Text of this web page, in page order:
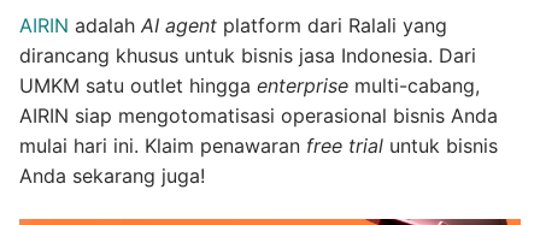
AIRIN adalah AI agent platform dari Ralali yang
dirancang khusus untuk bisnis jasa Indonesia. Dari
UMKM satu outlet hingga enterprise multi-cabang,
AIRIN siap mengotomatisasi operasional bisnis Anda
mulai hari ini. Klaim penawaran free trial untuk bisnis
Anda sekarang juga!